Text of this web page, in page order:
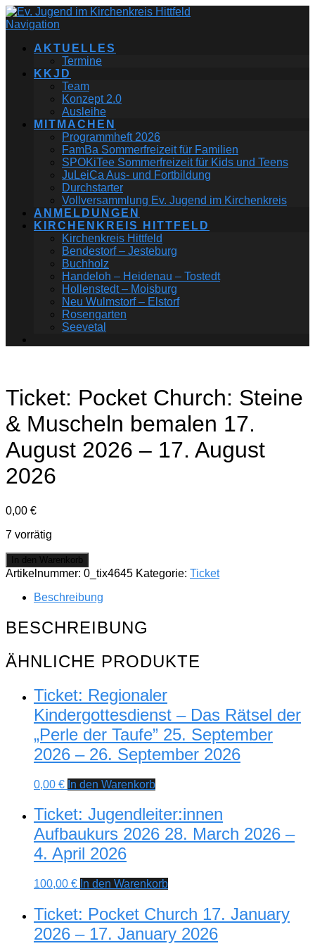
Navigation
AKTUELLES
Termine
KKJD
Team
Konzept 2.0
Ausleihe
MITMACHEN
Programmheft 2026
FamBa Sommerfreizeit für Familien
SPOKiTee Sommerfreizeit für Kids und Teens
JuLeiCa Aus- und Fortbildung
Durchstarter
Vollversammlung Ev. Jugend im Kirchenkreis
ANMELDUNGEN
KIRCHENKREIS HITTFELD
Kirchenkreis Hittfeld
Bendestorf – Jesteburg
Buchholz
Handeloh – Heidenau – Tostedt
Hollenstedt – Moisburg
Neu Wulmstorf – Elstorf
Rosengarten
Seevetal
Ticket: Pocket Church: Steine
& Muscheln bemalen 17.
August 2026 – 17. August
2026
0,00 €
7 vorrätig
Ticket:
Pocket
Steine
Muscheln
bemalen
August
August
In den Warenkorb
Artikelnummer: 0_tix4645 Kategorie: Ticket
Beschreibung
BESCHREIBUNG
ÄHNLICHE PRODUKTE
Ticket: Regionaler
Kindergottesdienst – Das Rätsel der
„Perle der Taufe” 25. September
2026 – 26. September 2026
0,00 € In den Warenkorb
Ticket: Jugendleiter:innen
Aufbaukurs 2026 28. March 2026 –
4. April 2026
100,00 € In den Warenkorb
Ticket: Pocket Church 17. January
2026 – 17. January 2026